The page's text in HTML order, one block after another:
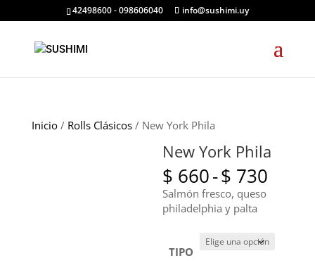
42498600 - 098606040 info@sushimi.uy
Inicio/ Rolls Clásicos/ New York Phila
New York Phila
$ 660-$ 730
$ 660
hasta
Salmón fresco, queso
philadelphia y palta
TIPO